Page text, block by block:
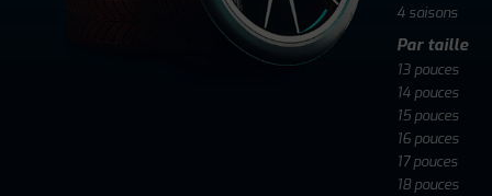
4 saisons
Par taille
13 pouces
14 pouces
15 pouces
16 pouces
17 pouces
18 pouces